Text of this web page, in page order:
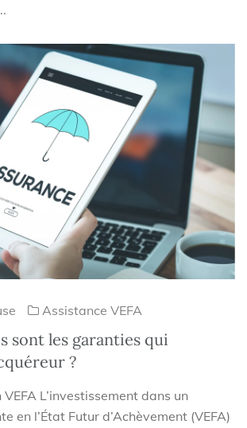
Assistance VEFA
sont les garanties qui
?
L’investissement dans un
en l’État Futur d’Achèvement (VEFA)